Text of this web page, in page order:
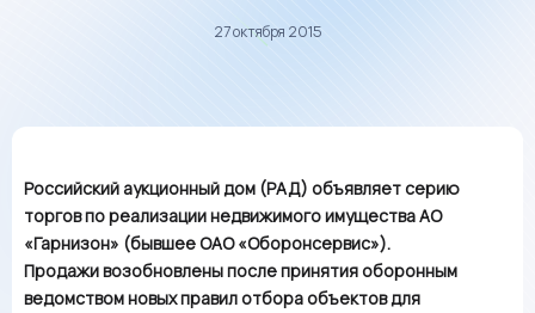
27 октября 2015
Российский аукционный дом (РАД) объявляет серию
торгов по реализации недвижимого имущества АО
«Гарнизон» (бывшее ОАО «Оборонсервис»).
Продажи возобновлены после принятия оборонным
ведомством новых правил отбора объектов для